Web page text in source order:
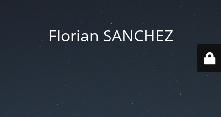
Florian SANCHEZ